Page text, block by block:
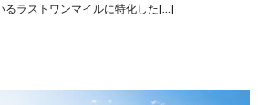
るラストワンマイルに特化した[…]